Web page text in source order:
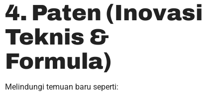
4. Paten (Inovasi
Teknis &
Formula)
Melindungi temuan baru seperti: